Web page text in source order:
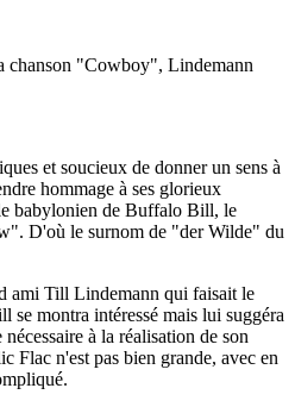
chanson "Cowboy", Lindemann
et soucieux de donner un sens à
hommage à ses glorieux
babylonien de Buffalo Bill, le
D'où le surnom de "der Wilde" du
ami Till Lindemann qui faisait le
se montra intéressé mais lui suggéra
à la réalisation de son
Flac n'est pas bien grande, avec en